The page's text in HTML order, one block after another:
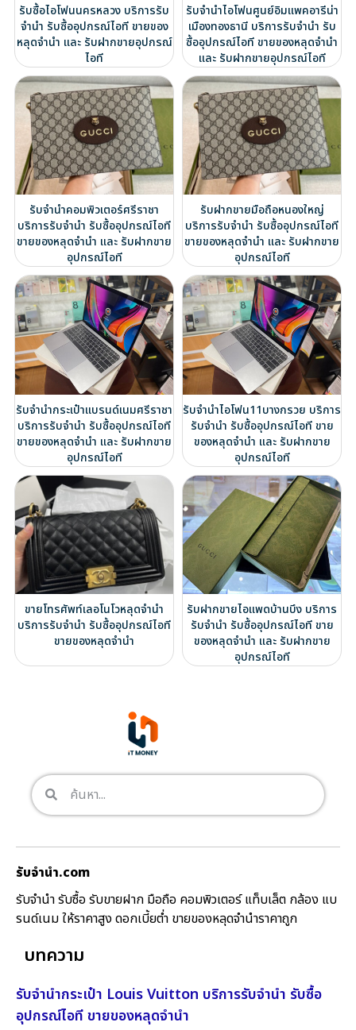
รับซื้อไอโฟนนครหลวง บริการรับ
จำนำ รับซื้ออุปกรณ์ไอที ขายของ
หลุดจำนำ และ รับฝากขายอุปกรณ์
ไอที
รับจำนำไอโฟนศูนย์อิมแพคอารีน่า
เมืองทองธานี บริการรับจำนำ รับ
ซื้ออุปกรณ์ไอที ขายของหลุดจำนำ
และ รับฝากขายอุปกรณ์ไอที
รับจำนำคอมพิวเตอร์ศรีราชา
บริการรับจำนำ รับซื้ออุปกรณ์ไอที
ขายของหลุดจำนำ และ รับฝากขาย
อุปกรณ์ไอที
รับฝากขายมือถือหนองใหญ่
บริการรับจำนำ รับซื้ออุปกรณ์ไอที
ขายของหลุดจำนำ และ รับฝากขาย
อุปกรณ์ไอที
รับจำนำกระเป๋าแบรนด์เนมศรีราชา
บริการรับจำนำ รับซื้ออุปกรณ์ไอที
ขายของหลุดจำนำ และ รับฝากขาย
อุปกรณ์ไอที
รับจำนำไอโฟน11บางกรวย บริการ
รับจำนำ รับซื้ออุปกรณ์ไอที ขาย
ของหลุดจำนำ และ รับฝากขาย
อุปกรณ์ไอที
ขายโทรศัพท์เลอโนโวหลุดจำนำ
บริการรับจำนำ รับซื้ออุปกรณ์ไอที
ขายของหลุดจำนำ
รับฝากขายไอแพดบ้านบึง บริการ
รับจำนำ รับซื้ออุปกรณ์ไอที ขาย
ของหลุดจำนำ และ รับฝากขาย
อุปกรณ์ไอที
รับจํานํา.com
รับจำนำ รับซื้อ รับขายฝาก มือถือ คอมพิวเตอร์ แท็บเล็ต กล้อง แบ
รนด์เนม ให้ราคาสูง ดอกเบี้ยต่ำ ขายของหลุดจำนำราคาถูก
บทความ
รับจำนำกระเป๋า Louis Vuitton บริการรับจำนำ รับซื้อ
อุปกรณ์ไอที ขายของหลุดจำนำ